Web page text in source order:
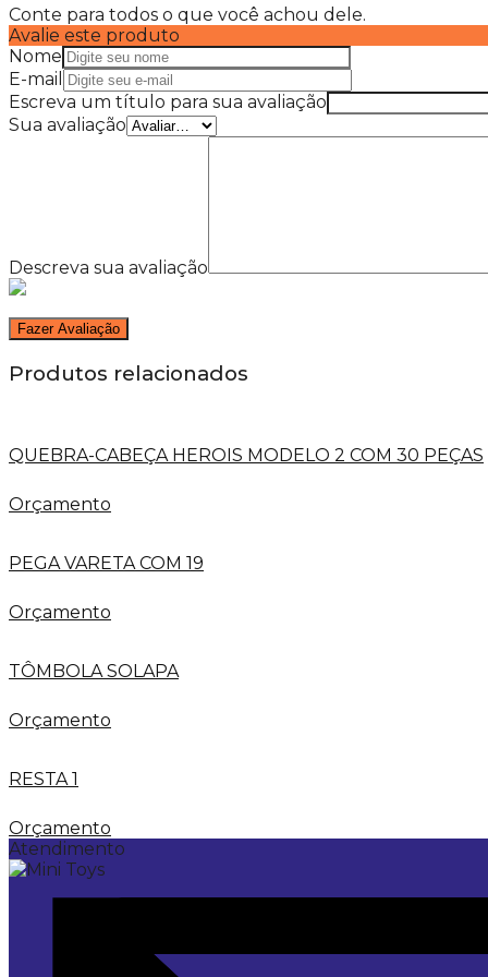
Conte para todos o que você achou dele.
Avalie este produto
Nome
E-mail
Escreva um título para sua avaliação
Sua avaliação
Descreva sua avaliação
Produtos relacionados
QUEBRA-CABEÇA HEROIS MODELO 2 COM 30 PEÇAS
Orçamento
PEGA VARETA COM 19
Orçamento
TÔMBOLA SOLAPA
Orçamento
RESTA 1
Orçamento
Atendimento